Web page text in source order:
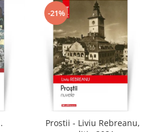
-21%
Prostii - Liviu Rebreanu,